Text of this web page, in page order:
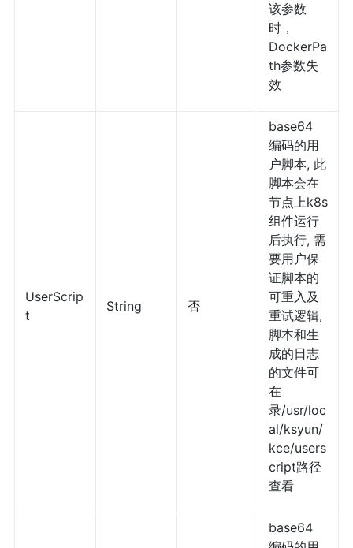
该参数
时，
DockerPa
th参数失
效
UserScrip
t
String 否
base64
编码的用
户脚本, 此
脚本会在
节点上k8s
组件运行
后执行, 需
要用户保
证脚本的
可重入及
重试逻辑,
脚本和生
成的日志
的文件可
在
录/usr/loc
al/ksyun/
kce/users
cript路径
查看
base64